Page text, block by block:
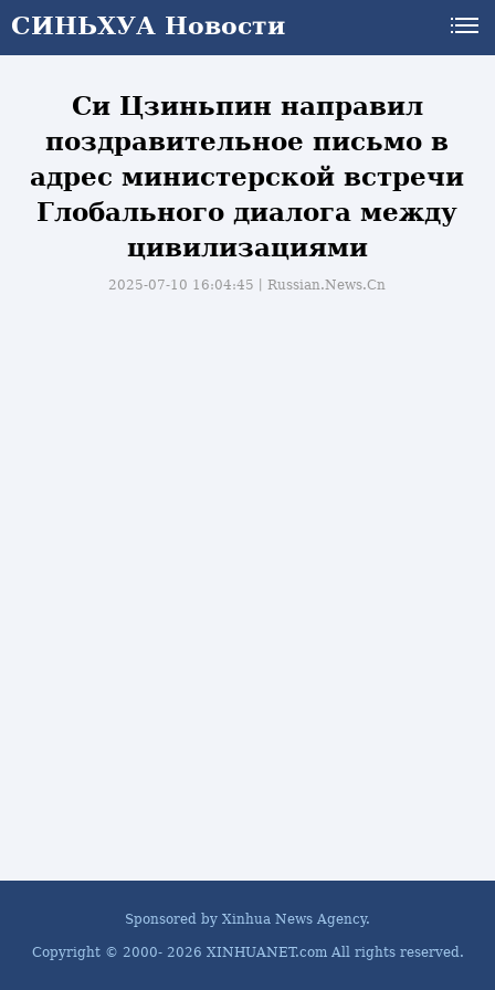
СИНЬХУА Новости
СИНЬХУА Новости
Си Цзиньпин направил
поздравительное письмо в
адрес министерской встречи
Глобального диалога между
цивилизациями
2025-07-10 16:04:45丨Russian.News.Cn
Sponsored by Xinhua News Agency.
Copyright © 2000- 2026 XINHUANET.com All rights reserved.